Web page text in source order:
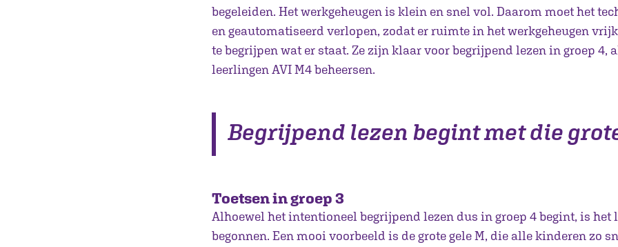
begeleiden. Het werkgeheugen is klein en snel vol. Daarom moet het
en geautomatiseerd verlopen, zodat er ruimte in het werkgeheugen
te begrijpen wat er staat. Ze zijn klaar voor begrijpend lezen in groep 4,
leerlingen AVI M4 beheersen.
Begrijpend lezen begint met die
Toetsen in groep 3
Alhoewel het intentioneel begrijpend lezen dus in groep 4 begint, is het
begonnen. Een mooi voorbeeld is de grote gele M, die alle kinderen zo